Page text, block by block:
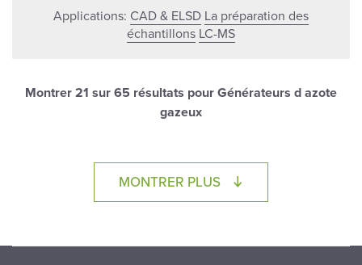
Applications: CAD & ELSD La préparation des
échantillons LC-MS
Montrer 21 sur 65 résultats pour Générateurs d azote
gazeux
MONTRER PLUS LOADING...